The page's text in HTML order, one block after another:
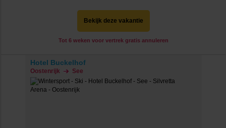
Bekijk deze vakantie
Tot 6 weken voor vertrek gratis annuleren
Hotel Buckelhof
Oostenrijk See